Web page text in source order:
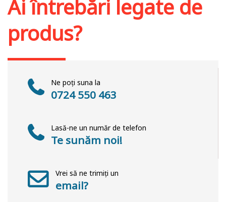
Ai întrebări legate de
produs?
Ne poți suna la
0724 550 463
Lasă-ne un număr de telefon
Te sunăm noi!
Vrei să ne trimiți un
email?